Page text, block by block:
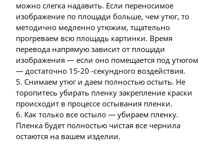
можно слегка надавить. Если переносимое
изображение по площади больше, чем утюг, то
методично медленно утюжим, тщательно
прогреваем всю площадь картинки. Время
перевода напрямую зависит от площади
изображения — если оно помещается под утюгом
— достаточно 15-20 -секундного воздействия.
5. Снимаем утюг и даем полностью остыть. Не
торопитесь убирать пленку закрепление краски
происходит в процессе остывания пленки.
6. Как только все остыло — убираем пленку.
Пленка будет полностью чистая все чернила
остаются на вашем изделии.